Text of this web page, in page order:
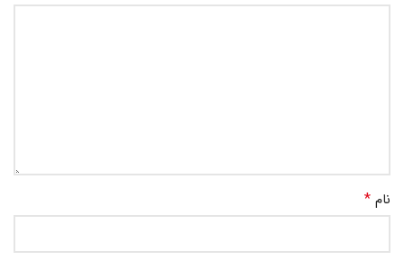
نام *